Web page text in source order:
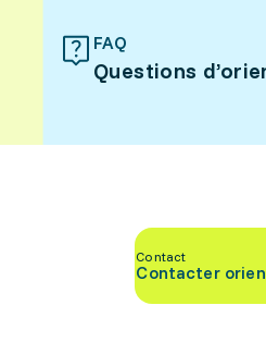
FAQ
Questions
Contact
Contacter